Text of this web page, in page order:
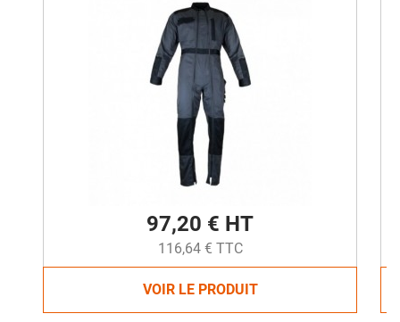
97,20 € HT
116,64 € TTC
VOIR LE PRODUIT